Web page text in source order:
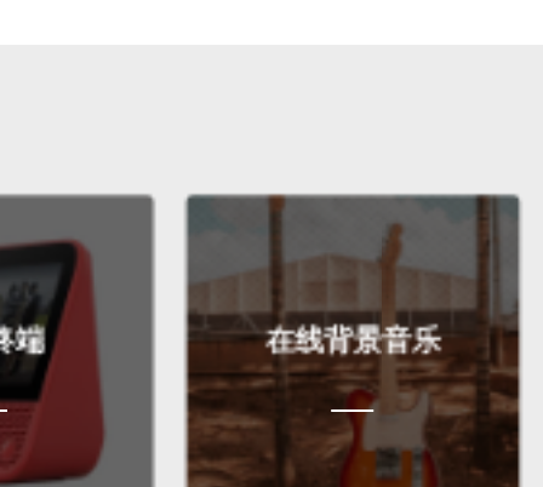
在线背景音乐